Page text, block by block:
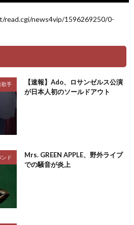
news4vip/1596269250/0-
歌手
【速報】Ado、ロサンゼルス公演
が日本人初のソールドアウト
ンド
Mrs. GREEN APPLE、野外ライブ
での騒音が炎上